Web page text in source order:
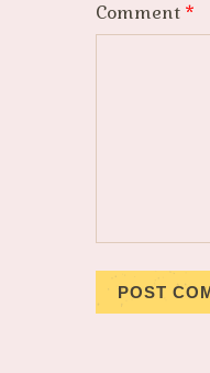
Comment *